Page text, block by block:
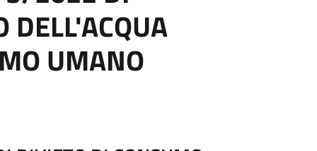
DELL'ACQUA
UMANO